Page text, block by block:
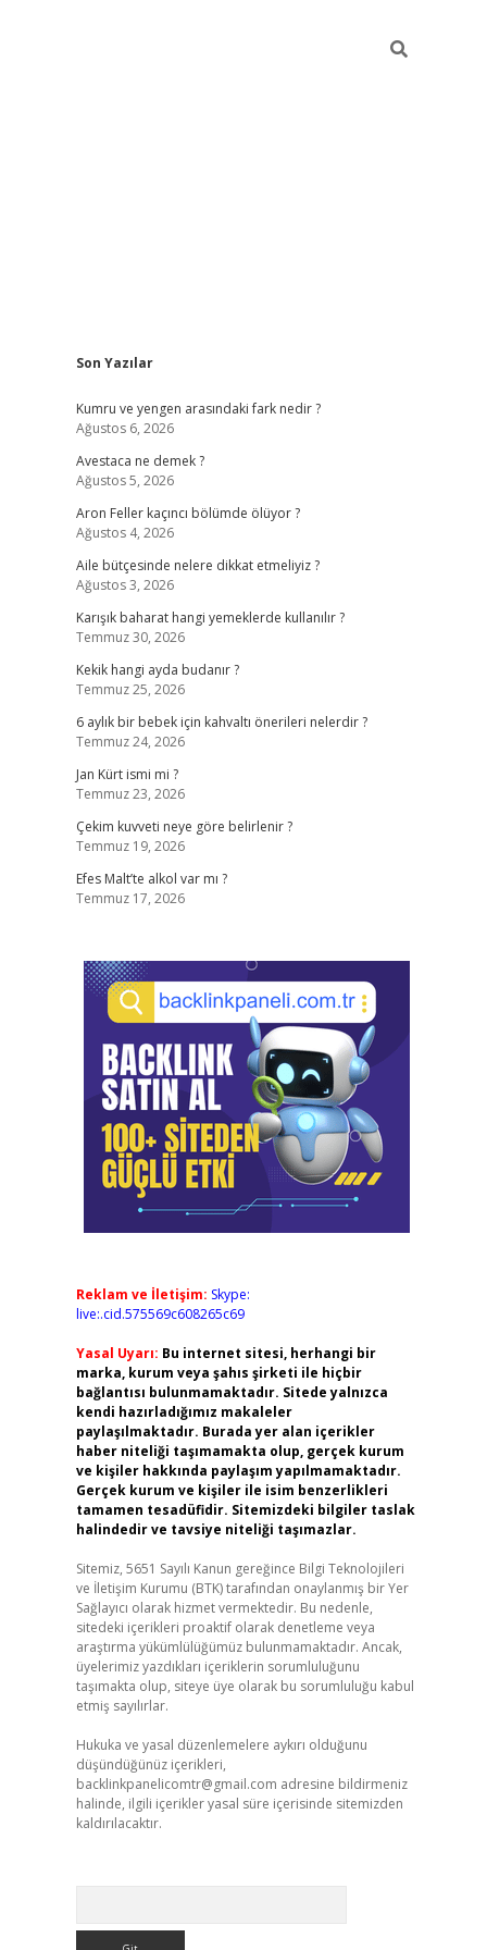
Sidebar
Son Yazılar
Kumru ve yengen arasındaki fark nedir ?
Ağustos 6, 2026
Avestaca ne demek ?
Ağustos 5, 2026
Aron Feller kaçıncı bölümde ölüyor ?
Ağustos 4, 2026
Aile bütçesinde nelere dikkat etmeliyiz ?
Ağustos 3, 2026
Karışık baharat hangi yemeklerde kullanılır ?
Temmuz 30, 2026
Kekik hangi ayda budanır ?
Temmuz 25, 2026
6 aylık bir bebek için kahvaltı önerileri nelerdir ?
Temmuz 24, 2026
Jan Kürt ismi mi ?
Temmuz 23, 2026
Çekim kuvveti neye göre belirlenir ?
Temmuz 19, 2026
Efes Malt’te alkol var mı ?
Temmuz 17, 2026
Reklam ve İletişim: Skype:
live:.cid.575569c608265c69
Yasal Uyarı: Bu internet sitesi, herhangi bir
marka, kurum veya şahıs şirketi ile hiçbir
bağlantısı bulunmamaktadır. Sitede yalnızca
kendi hazırladığımız makaleler
paylaşılmaktadır. Burada yer alan içerikler
haber niteliği taşımamakta olup, gerçek kurum
ve kişiler hakkında paylaşım yapılmamaktadır.
Gerçek kurum ve kişiler ile isim benzerlikleri
tamamen tesadüfidir. Sitemizdeki bilgiler taslak
halindedir ve tavsiye niteliği taşımazlar.
Sitemiz, 5651 Sayılı Kanun gereğince Bilgi Teknolojileri
ve İletişim Kurumu (BTK) tarafından onaylanmış bir Yer
Sağlayıcı olarak hizmet vermektedir. Bu nedenle,
sitedeki içerikleri proaktif olarak denetleme veya
araştırma yükümlülüğümüz bulunmamaktadır. Ancak,
üyelerimiz yazdıkları içeriklerin sorumluluğunu
taşımakta olup, siteye üye olarak bu sorumluluğu kabul
etmiş sayılırlar.
Hukuka ve yasal düzenlemelere aykırı olduğunu
düşündüğünüz içerikleri,
backlinkpanelicomtr@gmail.com adresine bildirmeniz
halinde, ilgili içerikler yasal süre içerisinde sitemizden
kaldırılacaktır.
güncel giriş